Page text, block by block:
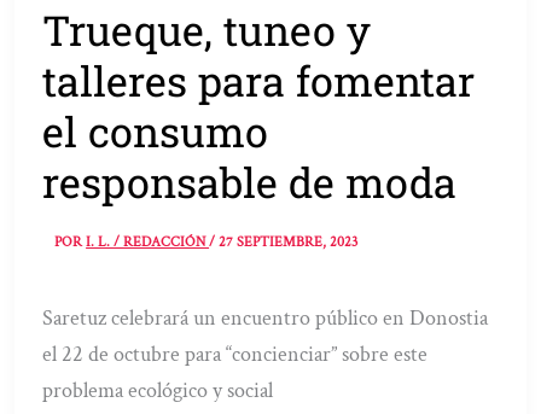
Trueque, tuneo y
talleres para fomentar
el consumo
responsable de moda
PORI. L. / REDACCIÓN/27 SEPTIEMBRE, 2023
Saretuz celebrará un encuentro público en Donostia
el 22 de octubre para “concienciar” sobre este
problema ecológico y social